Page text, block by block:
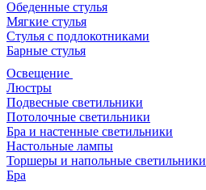
Обеденные стулья
Мягкие стулья
Стулья с подлокотниками
Барные стулья
Освещение
Люстры
Подвесные светильники
Потолочные светильники
Бра и настенные светильники
Настольные лампы
Торшеры и напольные светильники
Бра